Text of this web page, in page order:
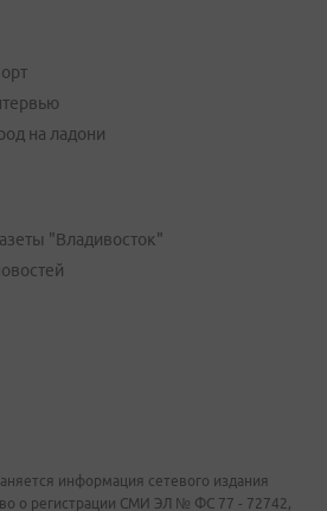
на ладони
"Владивосток"
информация сетевого издания
о регистрации СМИ ЭЛ № ФС 77 - 72742,